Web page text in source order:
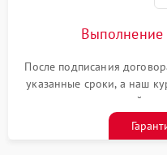
После подписания
указанные сроки, а наш